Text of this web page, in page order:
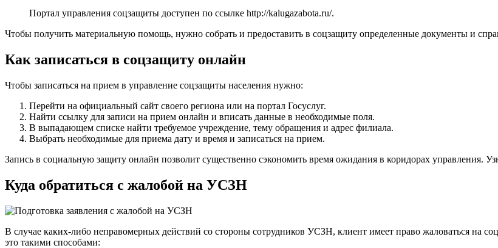
Портал управления соцзащиты доступен по ссылке http://kalugazabota.ru/.
Чтобы получить материальную помощь, нужно собрать и предоставить в соцзащиту определенные документы и
Как записаться в соцзащиту онлайн
Чтобы записаться на прием в управление соцзащиты населения нужно:
Перейти на официальный сайт своего региона или на портал Госуслуг.
Найти ссылку для записи на прием онлайн и вписать данные в необходимые поля.
В выпадающем списке найти требуемое учреждение, тему обращения и адрес филиала.
Выбрать необходимые для приема дату и время и записаться на прием.
Запись в социальную защиту онлайн позволит существенно сэкономить время ожидания в коридорах управления.
Куда обратиться с жалобой на УСЗН
В случае каких-либо неправомерных действий со стороны сотрудников УСЗН, клиент имеет право жаловаться на
это такими способами: